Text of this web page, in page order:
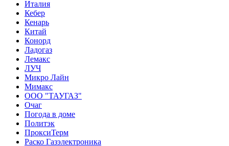
Италия
Кебер
Кенарь
Китай
Конорд
Ладогаз
Лемакс
ЛУЧ
Микро Лайн
Мимакс
ООО "ТАУГАЗ"
Очаг
Погода в доме
Политэк
ПроксиТерм
Раско Газэлектроника